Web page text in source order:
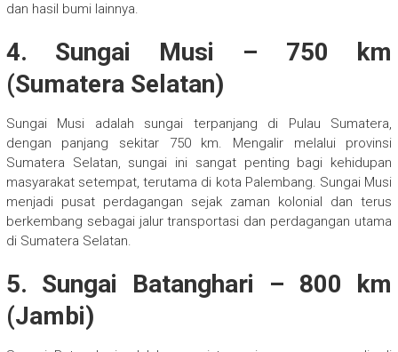
dan hasil bumi lainnya.
4. Sungai Musi – 750 km
(Sumatera Selatan)
Sungai Musi adalah sungai terpanjang di Pulau Sumatera,
dengan panjang sekitar 750 km. Mengalir melalui provinsi
Sumatera Selatan, sungai ini sangat penting bagi kehidupan
masyarakat setempat, terutama di kota Palembang. Sungai Musi
menjadi pusat perdagangan sejak zaman kolonial dan terus
berkembang sebagai jalur transportasi dan perdagangan utama
di Sumatera Selatan.
5. Sungai Batanghari – 800 km
(Jambi)